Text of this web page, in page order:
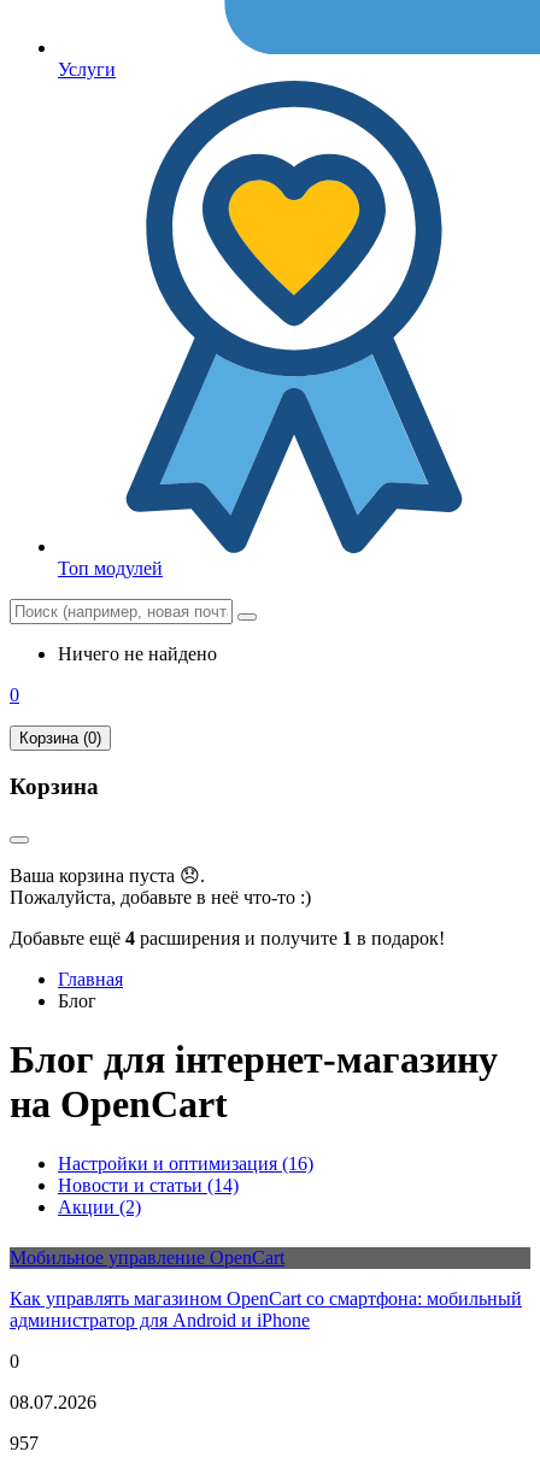
Услуги
Топ модулей
Ничего не найдено
0
Корзина (0)
Корзина
Ваша корзина пуста 😞.
Пожалуйста, добавьте в неё что-то :)
Добавьте ещё 4 расширения и получите 1 в подарок!
Главная
Блог
Блог для інтернет-магазину
на OpenCart
Настройки и оптимизация (16)
Новости и статьи (14)
Акции (2)
Мобильное управление OpenCart
Как управлять магазином OpenCart со смартфона: мобильный
администратор для Android и iPhone
0
08.07.2026
957